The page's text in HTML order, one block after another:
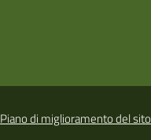
Piano di miglioramento del sito